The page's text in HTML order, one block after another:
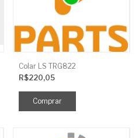
Colar LS TRG822
R$220,05